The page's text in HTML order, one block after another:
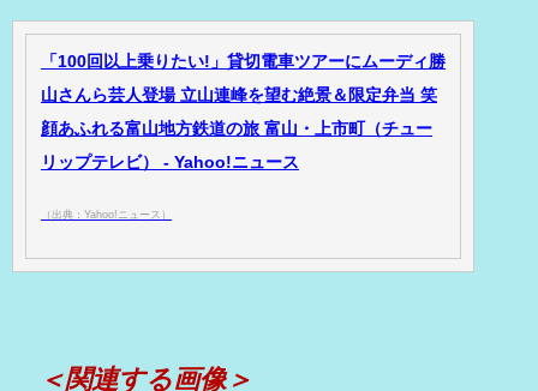
「100回以上乗りたい!」貸切電車ツアーにムーディ勝
山さんら芸人登場 立山連峰を望む絶景＆限定弁当 笑
顔あふれる富山地方鉄道の旅 富山・上市町（チュー
リップテレビ） - Yahoo!ニュース
（出典：Yahoo!ニュース）
＜関連する画像＞